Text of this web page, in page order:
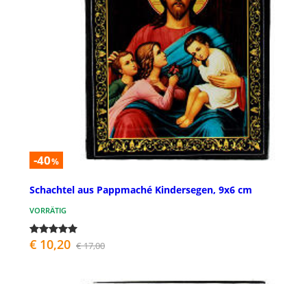
-40%
Schachtel aus Pappmaché Kindersegen, 9x6 cm
VORRÄTIG
€ 10,20 € 17,00